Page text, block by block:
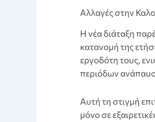
Αλλαγές στην
Η νέα διάταξη
κατανομή της
εργοδότη τους,
περιόδων
Aυτή τη στιγμή
μόνο σε